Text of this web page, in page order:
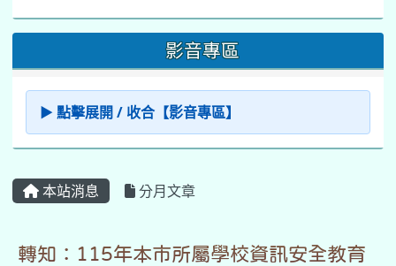
影音專區
▶ 點擊展開 / 收合【影音專區】
本站消息 分月文章
轉知：115年本市所屬學校資訊安全教育